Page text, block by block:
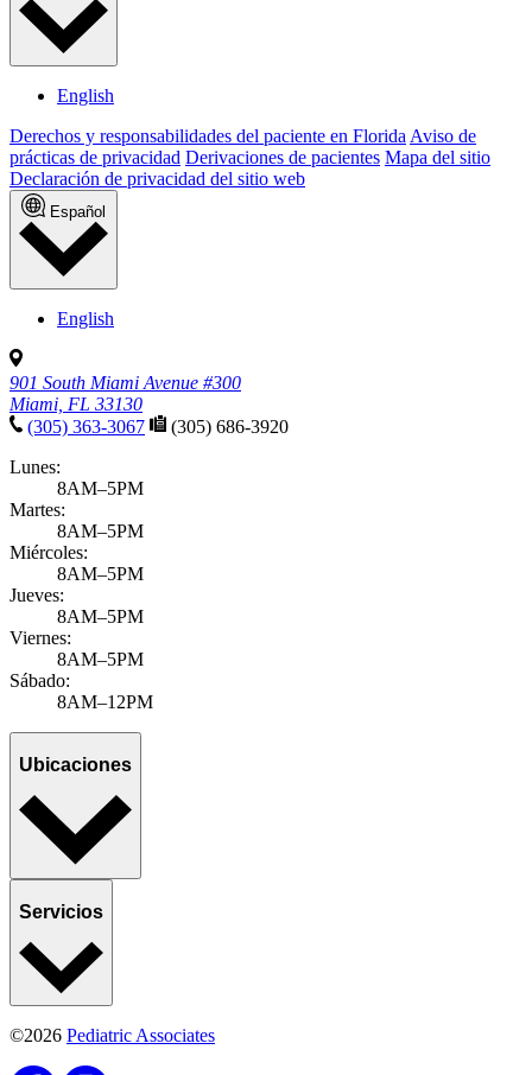
English
Derechos y responsabilidades del paciente en Florida Aviso de
prácticas de privacidad Derivaciones de pacientes Mapa del sitio
Declaración de privacidad del sitio web
Español
English
901 South Miami Avenue #300
Miami, FL 33130
(305) 363-3067
(305) 686-3920
Lunes:
8AM–5PM
Martes:
8AM–5PM
Miércoles:
8AM–5PM
Jueves:
8AM–5PM
Viernes:
8AM–5PM
Sábado:
8AM–12PM
Ubicaciones
Servicios
©2026 Pediatric Associates